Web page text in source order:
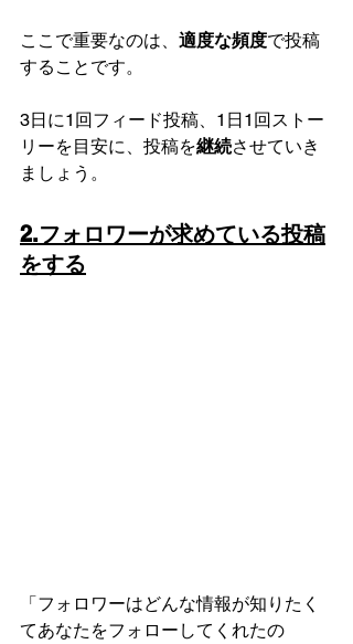
ここで重要なのは、 適度な頻度で投稿
することです。
3日に1回フィード投稿、1日1回ストー
リーを目安に、投稿を継続させていき
ましょう。
2.フォロワーが求めている投稿
をする
「フォロワーはどんな情報が知りたく
てあなたをフォローしてくれたの